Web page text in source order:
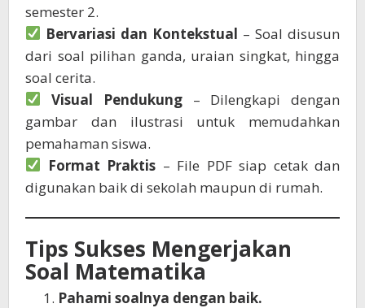
semester 2.
Bervariasi dan Kontekstual – Soal disusun
dari soal pilihan ganda, uraian singkat, hingga
soal cerita.
Visual Pendukung– Dilengkapi dengan
gambar dan ilustrasi untuk memudahkan
pemahaman siswa.
Format Praktis – File PDF siap cetak dan
digunakan baik di sekolah maupun di rumah.
Tips Sukses Mengerjakan
Soal Matematika
Pahami soalnya dengan baik.